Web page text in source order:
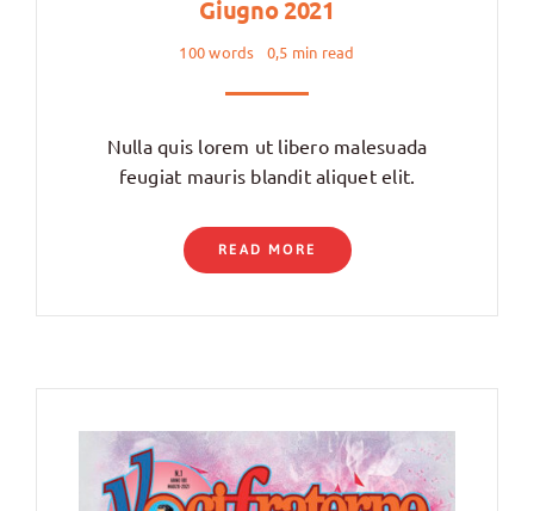
Giugno 2021
100 words 0,5 min read
Nulla quis lorem ut libero malesuada
feugiat mauris blandit aliquet elit.
READ MORE